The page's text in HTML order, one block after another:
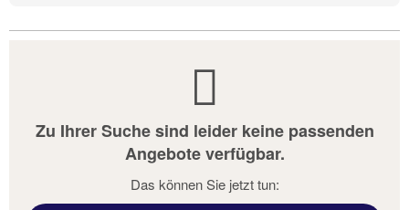
Zu Ihrer Suche sind leider keine passenden
Angebote verfügbar.
Das können Sie jetzt tun: